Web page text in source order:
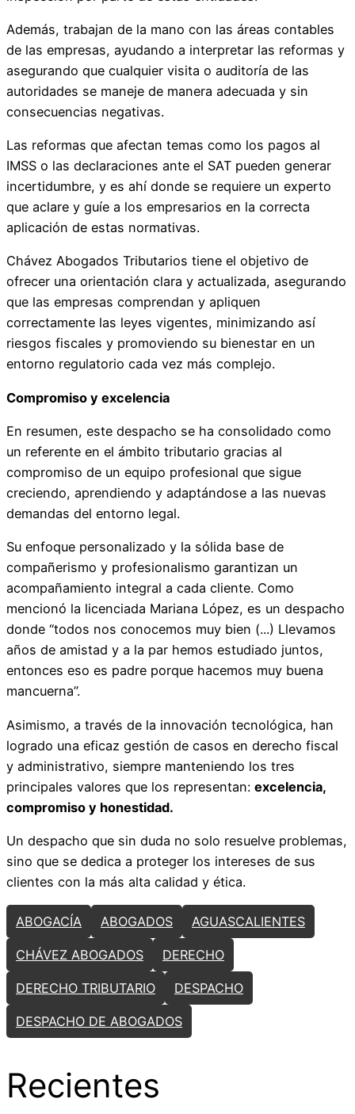
Además, trabajan de la mano con las áreas contables
de las empresas, ayudando a interpretar las reformas y
asegurando que cualquier visita o auditoría de las
autoridades se maneje de manera adecuada y sin
consecuencias negativas.
Las reformas que afectan temas como los pagos al
IMSS o las declaraciones ante el SAT pueden generar
incertidumbre, y es ahí donde se requiere un experto
que aclare y guíe a los empresarios en la correcta
aplicación de estas normativas.
Chávez Abogados Tributarios tiene el objetivo de
ofrecer una orientación clara y actualizada, asegurando
que las empresas comprendan y apliquen
correctamente las leyes vigentes, minimizando así
riesgos fiscales y promoviendo su bienestar en un
entorno regulatorio cada vez más complejo.
Compromiso y excelencia
En resumen, este despacho se ha consolidado como
un referente en el ámbito tributario gracias al
compromiso de un equipo profesional que sigue
creciendo, aprendiendo y adaptándose a las nuevas
demandas del entorno legal.
Su enfoque personalizado y la sólida base de
compañerismo y profesionalismo garantizan un
acompañamiento integral a cada cliente. Como
mencionó la licenciada Mariana López, es un despacho
donde “todos nos conocemos muy bien (...) Llevamos
años de amistad y a la par hemos estudiado juntos,
entonces eso es padre porque hacemos muy buena
mancuerna”.
Asimismo, a través de la innovación tecnológica, han
logrado una eficaz gestión de casos en derecho fiscal
y administrativo, siempre manteniendo los tres
principales valores que los representan: excelencia,
compromiso y honestidad.
Un despacho que sin duda no solo resuelve problemas,
sino que se dedica a proteger los intereses de sus
clientes con la más alta calidad y ética.
ABOGACÍA ABOGADOS AGUASCALIENTES
CHÁVEZ ABOGADOS DERECHO
DERECHO TRIBUTARIO DESPACHO
DESPACHO DE ABOGADOS
Recientes